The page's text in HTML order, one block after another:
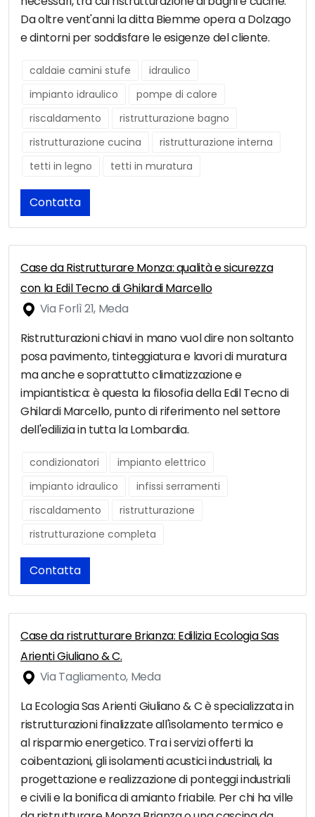
Da oltre vent'anni la ditta Biemme opera a Dolzago
e dintorni per soddisfare le esigenze del cliente.
caldaie camini stufe
idraulico
impianto idraulico
pompe di calore
riscaldamento
ristrutturazione bagno
ristrutturazione cucina
ristrutturazione interna
tetti in legno
tetti in muratura
Contatta
Case da Ristrutturare Monza: qualità e sicurezza
con la Edil Tecno di Ghilardi Marcello
Via Forlì 21, Meda
Ristrutturazioni chiavi in mano vuol dire non soltanto
posa pavimento, tinteggiatura e lavori di muratura
ma anche e soprattutto climatizzazione e
impiantistica: è questa la filosofia della Edil Tecno di
Ghilardi Marcello, punto di riferimento nel settore
dell'edilizia in tutta la Lombardia.
condizionatori
impianto elettrico
impianto idraulico
infissi serramenti
riscaldamento
ristrutturazione
ristrutturazione completa
Contatta
Case da ristrutturare Brianza: Edilizia Ecologia Sas
Arienti Giuliano & C.
Via Tagliamento, Meda
La Ecologia Sas Arienti Giuliano & C è specializzata in
ristrutturazioni finalizzate all'isolamento termico e
al risparmio energetico. Tra i servizi offerti la
coibentazioni, gli isolamenti acustici industriali, la
progettazione e realizzazione di ponteggi industriali
e civili e la bonifica di amianto friabile. Per chi ha ville